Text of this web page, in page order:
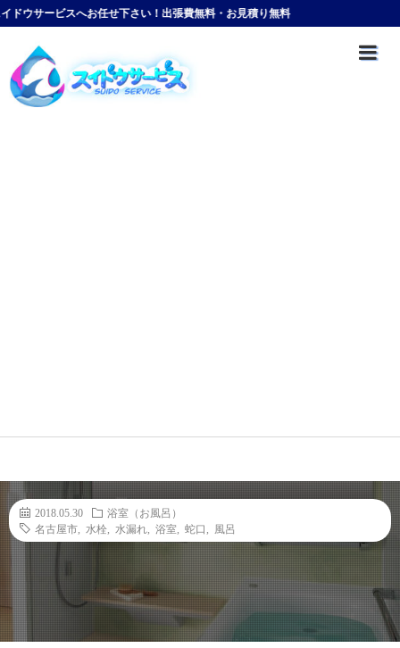
へお任せ下さい！出張費無料・お見積り無料
2018.05.30
浴室（お風呂）
名古屋市
水栓 水漏れ 浴室 蛇口 風呂